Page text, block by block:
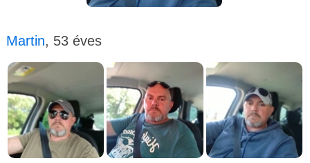
Martin, 53 éves